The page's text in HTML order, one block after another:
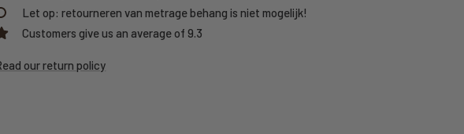
Let op: retourneren van metrage behang is niet mogelijk!
Customers give us an average of 9.3
our return policy